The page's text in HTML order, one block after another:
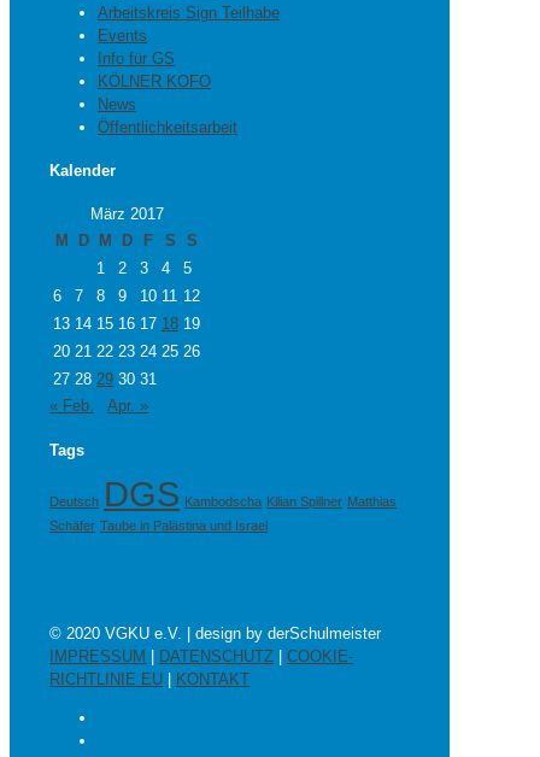
Arbeitskreis Sign Teilhabe
Events
Info für GS
KÖLNER KOFO
News
Öffentlichkeitsarbeit
Kalender
März 2017
M
D M D F S
S
1
2 3 4
5
6
7 8 9 10 11 12
13 14 15 16 17 18 19
20 21 22 23 24 25 26
27 28 29 30 31
« Feb.
Apr. »
Tags
Deutsch DGS Kambodscha Kilian Spillner Matthias
Schäfer Taube in Palästina und Israel
© 2020 VGKU e.V. | design by derSchulmeister
IMPRESSUM
DATENSCHUTZ
COOKIE-
RICHTLINIE EU
KONTAKT